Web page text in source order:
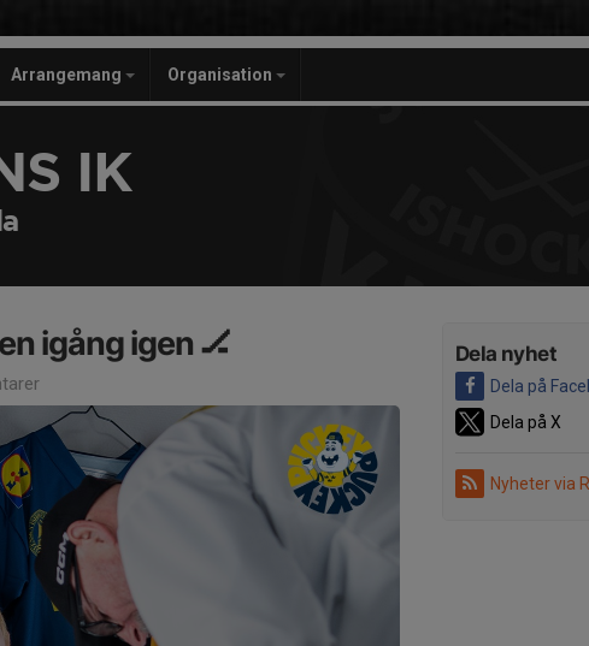
Arrangemang Organisation
IK
Dela nyhet
Dela på
Dela på X
Nyheter via
igång igen 🏒